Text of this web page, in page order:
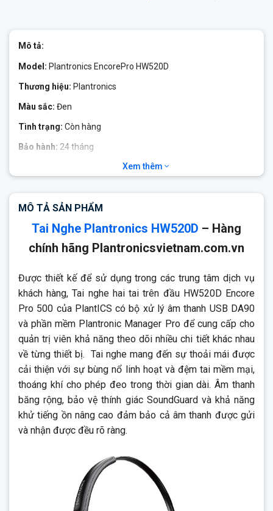
Mô tả:
Model: Plantronics EncorePro HW520D
Thương hiệu: Plantronics
Màu sắc: Đen
Tình trạng: Còn hàng
Bảo hành: 24 tháng
Plantronics EncorePro HW520D
linh hoạt và đệm tai mềm mại, thoáng khí cho phép đeo trong
thời gian dài. Âm thanh băng rộng, bảo vệ thính giác
SoundGuard và khả năng khử tiếng ồn nâng cao đảm bảo cả
âm thanh được gửi và nhận được đều rõ ràng.
Xem thêm
MÔ TẢ SẢN PHẨM
Tai Nghe Plantronics HW520D – Hàng
chính hãng Plantronicsvietnam.com.vn
Được thiết kế để sử dụng trong các trung tâm dịch vụ
khách hàng, Tai nghe hai tai trên đầu HW520D Encore
Pro 500 của PlantICS có bộ xử lý âm thanh USB DA90
và phần mềm Plantronic Manager Pro để cung cấp cho
quản trị viên khả năng theo dõi nhiều chi tiết khác nhau
về từng thiết bị. Tai nghe mang đến sự thoải mái được
cải thiện với sự bùng nổ linh hoạt và đệm tai mềm mại,
thoáng khí cho phép đeo trong thời gian dài. Âm thanh
băng rộng, bảo vệ thính giác SoundGuard và khả năng
khử tiếng ồn nâng cao đảm bảo cả âm thanh được gửi
và nhận được đều rõ ràng.